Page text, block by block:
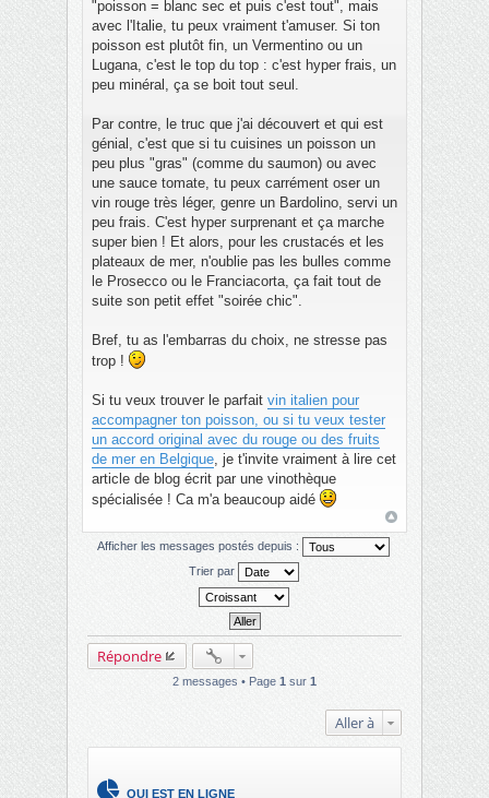
"poisson = blanc sec et puis c'est tout", mais
avec l'Italie, tu peux vraiment t'amuser. Si ton
poisson est plutôt fin, un Vermentino ou un
Lugana, c'est le top du top : c'est hyper frais, un
peu minéral, ça se boit tout seul.
Par contre, le truc que j'ai découvert et qui est
génial, c'est que si tu cuisines un poisson un
peu plus "gras" (comme du saumon) ou avec
une sauce tomate, tu peux carrément oser un
vin rouge très léger, genre un Bardolino, servi un
peu frais. C'est hyper surprenant et ça marche
super bien ! Et alors, pour les crustacés et les
plateaux de mer, n'oublie pas les bulles comme
le Prosecco ou le Franciacorta, ça fait tout de
suite son petit effet "soirée chic".
Bref, tu as l'embarras du choix, ne stresse pas
trop !
Si tu veux trouver le parfait vin italien pour
accompagner ton poisson, ou si tu veux tester
un accord original avec du rouge ou des fruits
de mer en Belgique, je t'invite vraiment à lire cet
article de blog écrit par une vinothèque
spécialisée ! Ca m'a beaucoup aidé
Afficher les messages postés depuis :
Trier par
Répondre
2 messages • Page 1 sur 1
Aller à
QUI EST EN LIGNE